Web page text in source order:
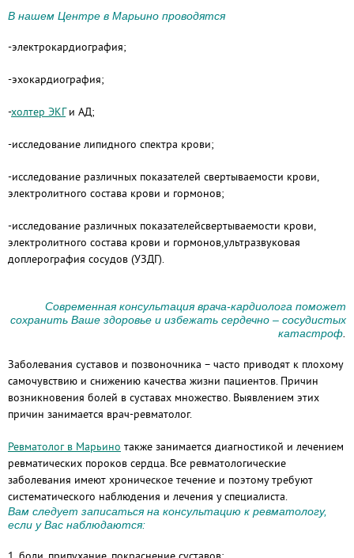
В нашем Центре в Марьино проводятся
-электрокардиография;
-эхокардиография;
-холтер ЭКГи АД;
-исследование липидного спектра крови;
-исследование различных показателей свертываемости крови,
электролитного состава крови и гормонов;
-исследование различных показателейсвертываемости крови,
электролитного состава крови и гормонов,ультразвуковая
доплерография сосудов (УЗДГ).
Современная консультация врача-кардиолога поможет
сохранить Ваше здоровье и избежать сердечно – сосудистых
катастроф
Заболевания суставов и позвоночника – часто приводят к плохому
самочувствию и снижению качества жизни пациентов. Причин
возникновения болей в суставах множество. Выявлением этих
причин занимается врач-ревматолог.
Ревматолог в Марьино также занимается диагностикой и лечением
ревматических пороков сердца. Все ревматологические
заболевания имеют хроническое течение и поэтому требуют
систематического наблюдения и лечения у специалиста.
Вам следует записаться на консультацию к ревматологу,
если у Вас наблюдаются: